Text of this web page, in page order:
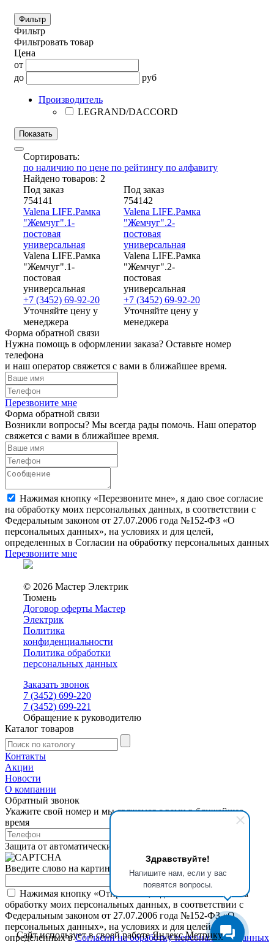
Здравствуйте!
Напишите нам, если у вас
появятся вопросы.
Фильтр
Фильтр
Фильтровать товар
Цена
от
до
руб
Производитель
LEGRAND/DACCORD
Сортировать:
по наличию по цене по рейтингу по алфавиту
Найдено товаров: 2
Под заказ
754141
Valena LIFE.Рамка
"Жемчуг".1-
постовая
универсальная
Valena LIFE.Рамка
"Жемчуг".1-
постовая
универсальная
+7 (3452) 69-92-20
Уточняйте цену у
менеджера
Под заказ
754142
Valena LIFE.Рамка
"Жемчуг".2-
постовая
универсальная
Valena LIFE.Рамка
"Жемчуг".2-
постовая
универсальная
+7 (3452) 69-92-20
Уточняйте цену у
менеджера
Форма обратной связи
Нужна помощь в оформлении заказа? Оставьте номер
телефона
и наш оператор свяжется с вами в ближайшее время.
Перезвоните мне
Форма обратной связи
Возникли вопросы? Мы всегда рады помочь. Наш оператор
свяжется с вами в ближайшее время.
Нажимая кнопку «Перезвоните мне», я даю свое согласие
на обработку моих персональных данных, в соответствии с
Федеральным законом от 27.07.2006 года №152-ФЗ «О
персональных данных», на условиях и для целей,
определенных в Согласии на обработку персональных данных
Перезвоните мне
© 2026 Мастер Электрик
Тюмень
Договор оферты Мастер
Электрик
Политика
конфиденциальности
Политика обработки
персональных данных
Заказать звонок
7 (3452) 699-220
7 (3452) 699-221
Обращение к руководителю
Каталог товаров
Контакты
Акции
Новости
О компании
Обратный звонок
Укажите свой номер и мы свяжемся с вами в ближайшее
время
Защита от автоматических сообщений
Введите слово на картинке
Нажимая кнопку «Отправить», я даю свое согласие на
обработку моих персональных данных, в соответствии с
Федеральным законом от 27.07.2006 года №152-ФЗ «О
персональных данных», на условиях и для целей,
определенных вСогласии на обработку персональных данных
Сайт использует в своей работеЯндекс.Метрику